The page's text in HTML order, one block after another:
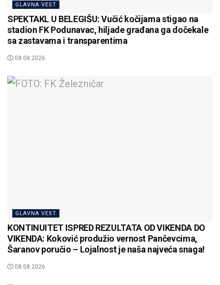
GLAVNA VEST
SPEKTAKL U BELEGIŠU: Vučić kočijama stigao na
stadion FK Podunavac, hiljade građana ga dočekale
sa zastavama i transparentima
08.08.2026
GLAVNA VEST
KONTINUITET ISPRED REZULTATA OD VIKENDA DO
VIKENDA: Koković produžio vernost Pančevcima,
Šaranov poručio – Lojalnost je naša najveća snaga!
08.08.2026